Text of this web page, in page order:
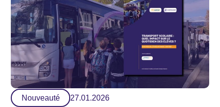
Nouveauté 27.01.2026